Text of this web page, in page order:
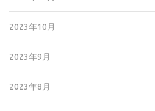
2023年10月
2023年9月
2023年8月